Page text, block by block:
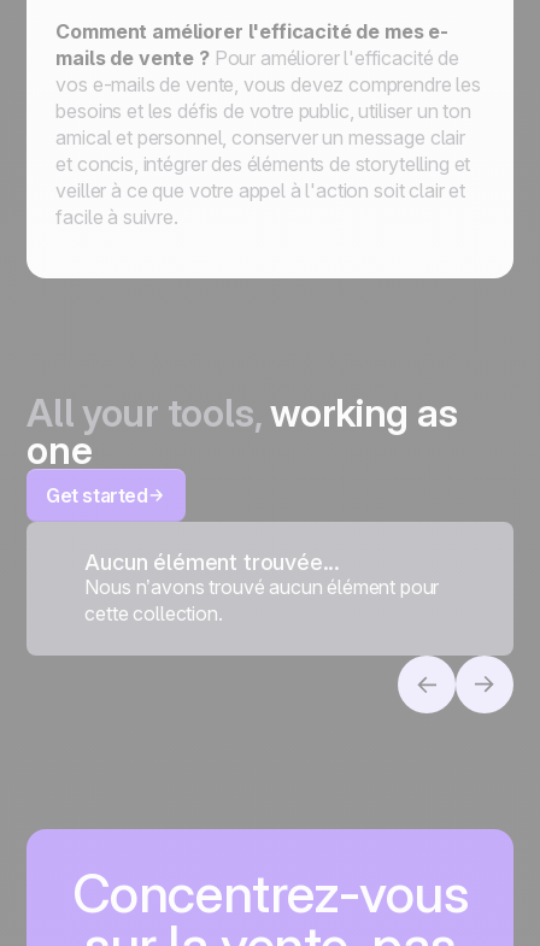
Comment améliorer l'efficacité de mes e-
mails de vente ?Pour améliorer l'efficacité de
vos e-mails de vente, vous devez comprendre les
besoins et les défis de votre public, utiliser un ton
amical et personnel, conserver un message clair
et concis, intégrer des éléments de storytelling et
veiller à ce que votre appel à l'action soit clair et
facile à suivre.
All your tools,working as
one
Get started
Aucun élément trouvée...
Nous n’avons trouvé aucun élément pour
cette collection.
Concentrez-vous